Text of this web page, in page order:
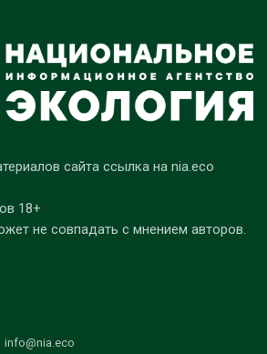
сайта ссылка на nia.eco
18+
не совпадать с мнением авторов.